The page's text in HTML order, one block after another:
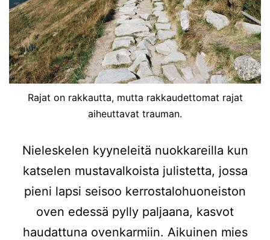
Rajat on rakkautta, mutta rakkaudettomat rajat
aiheuttavat trauman.
Nieleskelen kyyneleitä nuokkareilla kun
katselen mustavalkoista julistetta, jossa
pieni lapsi seisoo kerrostalohuoneiston
oven edessä pylly paljaana, kasvot
haudattuna ovenkarmiin. Aikuinen mies